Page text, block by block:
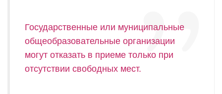
Государственные или муниципальные
общеобразовательные организации
могут отказать в приеме только при
отсутствии свободных мест.